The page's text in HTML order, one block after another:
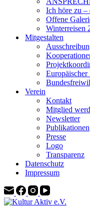
Ich höre zu –
Offene
Winterreisen
Mitgestalten
Verein
Kontakt
Mitglied
Newsletter
Publikationen
Presse
Logo
Transparenz
Datenschutz
Impressum